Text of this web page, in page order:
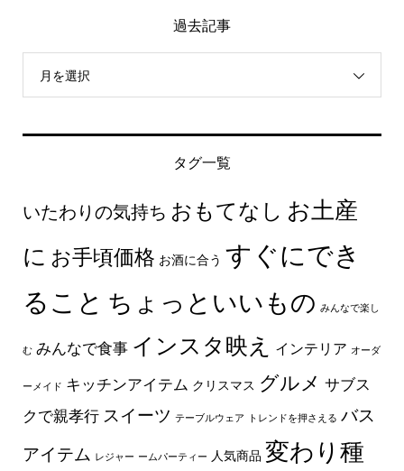
過去記事
月を選択
タグ一覧
いたわりの気持ち おもてなし お土産
に お手頃価格 お酒に合う すぐにでき
ること ちょっといいもの みんなで楽し
む みんなで食事 インスタ映え インテリア オーダ
ーメイド キッチンアイテム クリスマス グルメ サブス
クで親孝行 スイーツ テーブルウェア トレンドを押さえる バス
アイテム レジャー ームパーティー 人気商品 変わり種